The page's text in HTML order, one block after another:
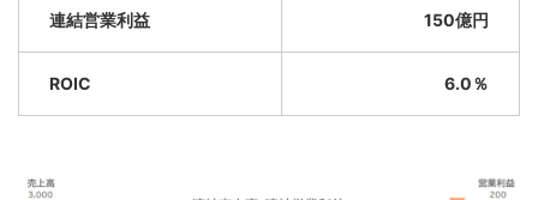
連結営業利益 150億円
ROIC 6.0％